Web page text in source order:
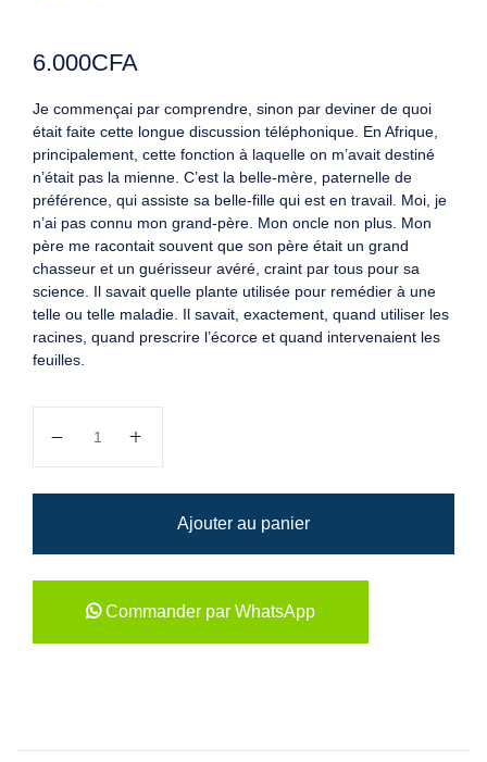
6.000CFA
Je commençai par comprendre, sinon par deviner de quoi
était faite cette longue discussion téléphonique. En Afrique,
principalement, cette fonction à laquelle on m’avait destiné
n’était pas la mienne. C’est la belle-mère, paternelle de
préférence, qui assiste sa belle-fille qui est en travail. Moi, je
n’ai pas connu mon grand-père. Mon oncle non plus. Mon
père me racontait souvent que son père était un grand
chasseur et un guérisseur avéré, craint par tous pour sa
science. Il savait quelle plante utilisée pour remédier à une
telle ou telle maladie. Il savait, exactement, quand utiliser les
racines, quand prescrire l’écorce et quand intervenaient les
feuilles.
Ajouter au panier
Commander par WhatsApp